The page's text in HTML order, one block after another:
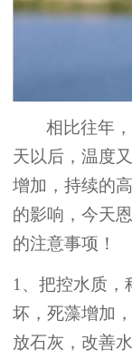
相比往年
天以后，温度
增加，持续的
的影响，今天
的注意事项！
1、把控水质，
坏，死藻增加
放石灰，改善